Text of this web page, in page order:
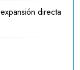
directa